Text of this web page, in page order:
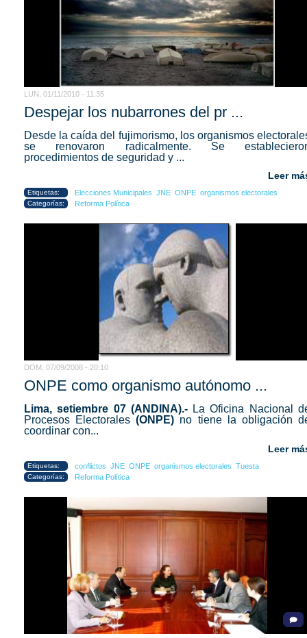
LUN, 01/11/2010 - 11:35
Despejar los nubarrones del pr ...
Desde la caída del fujimorismo, los organismos
se renovaron radicalmente. Se
procedimientos de seguridad y ...
Leer
Etiquetas: Elecciones Municipales JNE ONPE organismos electorales
Categorías: Reforma Política
DOM, 07/09/2008 - 20:10
ONPE como organismo autónomo ...
Lima, setiembre 07 (ANDINA).- La Oficina Nacional
Procesos Electorales (ONPE) no tiene la obligación
coordinar con...
Leer
Etiquetas: conflictos JNE ONPE organismos electorales Tuesta
Categorías: Reforma Política